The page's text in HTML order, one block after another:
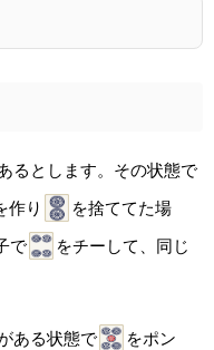
るとします。その状態で
作り
を捨ててた場
で
をチーして、同じ
ある状態で
をポン